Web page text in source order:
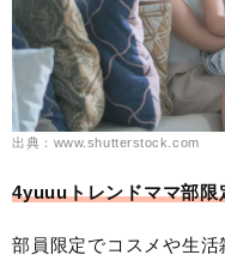
出典：www.shutterstock.com
4yuuuトレンドママ部限
部員限定でコスメや生